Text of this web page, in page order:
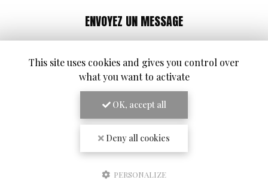
ENVOYEZ UN MESSAGE
This site uses cookies and gives you control over
what you want to activate
OK, accept all
Deny all cookies
PERSONALIZE